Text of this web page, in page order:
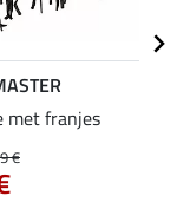
met franjes
€